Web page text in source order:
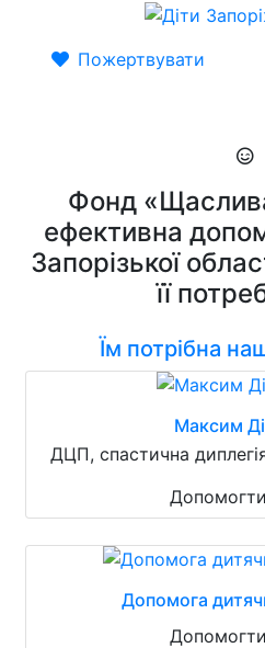
Пожертвувати
Фонд
ефективна
Запорізької
її
Їм потрібна
Максим
ДЦП, спастична
Допомога